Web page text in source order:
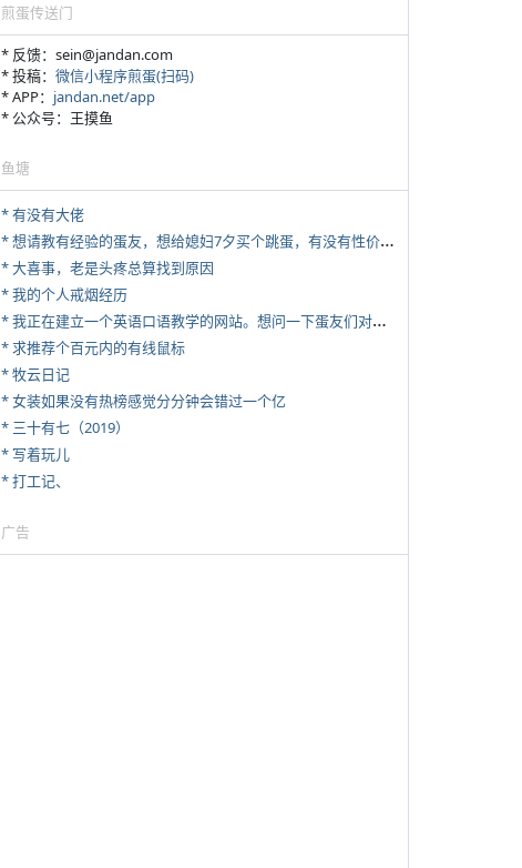
煎蛋传送门
* 反馈：sein@jandan.com
* 投稿： 微信小程序煎蛋(扫码)
* APP： jandan.net/app
* 公众号：王摸鱼
鱼塘
* 有没有大佬
*
想请教有经验的蛋友，想给媳妇7夕买个跳蛋，有没有性价比高的推荐
* 大喜事，老是头疼总算找到原因
* 我的个人戒烟经历
*
我正在建立一个英语口语教学的网站。想问一下蛋友们对这类教学机构或网站的痛点。
* 求推荐个百元内的有线鼠标
* 牧云日记
* 女装如果没有热榜感觉分分钟会错过一个亿
* 三十有七（2019）
* 写着玩儿
* 打工记、
广告